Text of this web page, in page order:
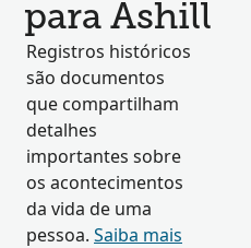
para Ashill
Registros históricos
são documentos
que compartilham
detalhes
importantes sobre
os acontecimentos
da vida de uma
pessoa. Saiba mais